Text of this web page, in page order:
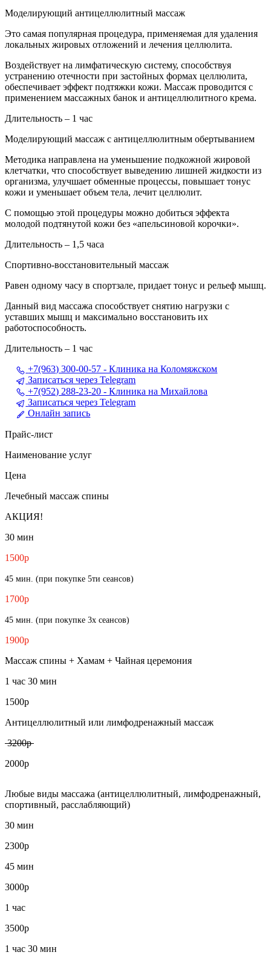
Моделирующий антицеллюлитный массаж
Это самая популярная процедура, применяемая для удаления
локальных жировых отложений и лечения целлюлита.
Воздействует на лимфатическую систему, способствуя
устранению отечности при застойных формах целлюлита,
обеспечивает эффект подтяжки кожи. Массаж проводится с
применением массажных банок и антицеллюлитного крема.
Длительность – 1 час
Моделирующий массаж с антицеллюлитным обертыванием
Методика направлена на уменьшение подкожной жировой
клетчатки, что способствует выведению лишней жидкости из
организма, улучшает обменные процессы, повышает тонус
кожи и уменьшает объем тела, лечит целлюлит.
С помощью этой процедуры можно добиться эффекта
молодой подтянутой кожи без «апельсиновой корочки».
Длительность – 1,5 часа
Спортивно-восстановительный массаж
Равен одному часу в спортзале, придает тонус и рельеф мышц.
Данный вид массажа способствует снятию нагрузки с
уставших мышц и максимально восстановить их
работоспособность.
Длительность – 1 час
+7(963) 300-00-57 - Клиника на Коломяжском
Записаться через Telegram
+7(952) 288-23-20 - Клиника на Михайлова
Записаться через Telegram
Онлайн запись
Прайс-лист
Наименование услуг
Цена
Лечебный массаж спины
АКЦИЯ!
30 мин
1500р
45 мин. (при покупке 5ти сеансов)
1700р
45 мин. (при покупке 3х сеансов)
1900р
Массаж спины + Хамам + Чайная церемония
1 час 30 мин
1500р
Антицеллюлитный или лимфодренажный массаж
3200р
2000р
Любые виды массажа (антицеллюлитный, лимфодренажный,
спортивный, расслабляющий)
30 мин
2300р
45 мин
3000р
1 час
3500р
1 час 30 мин